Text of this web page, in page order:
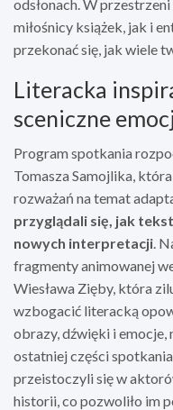
odsłonach. W
miłośnicy książek, jak i
przekonać się, jak wiele
Literacka
sceniczne
Program spotkania
Tomasza Samojlika,
rozważań na temat
przyglądali się, jak
nowych interpretacji.
fragmenty animowanej
Wiesława Zięby, która
wzbogacić literacką
obrazy, dźwięki i emocje,
ostatniej części
przeistoczyli się w
historii, co pozwoliło im